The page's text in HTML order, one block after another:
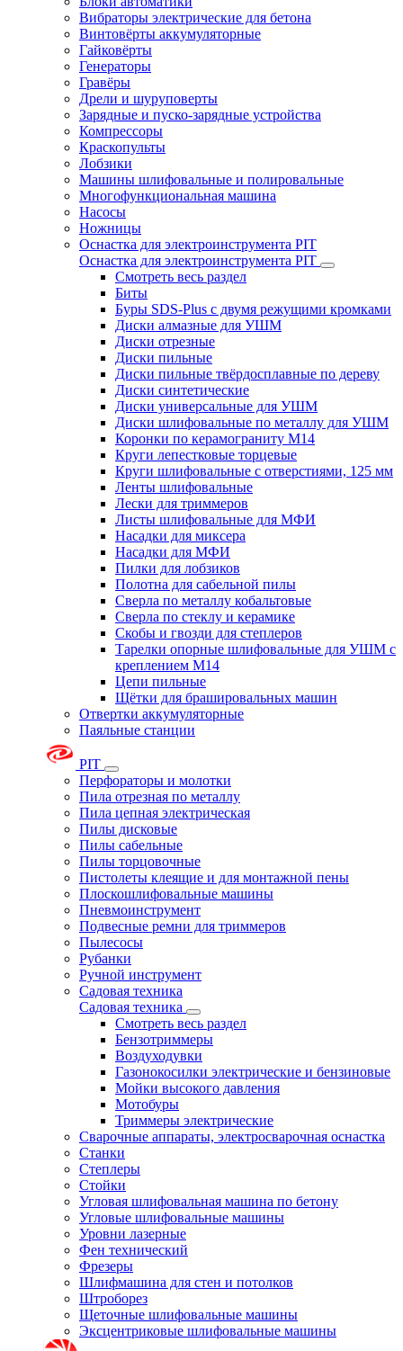
Вибраторы электрические для бетона
Винтовёрты аккумуляторные
Гайковёрты
Генераторы
Гравёры
Дрели и шуруповерты
Зарядные и пуско-зарядные устройства
Компрессоры
Краскопульты
Лобзики
Машины шлифовальные и полировальные
Многофункциональная машина
Насосы
Ножницы
Оснастка для электроинструмента PIT
Оснастка для электроинструмента PIT
Смотреть весь раздел
Биты
Буры SDS-Plus c двумя режущими кромками
Диски алмазные для УШМ
Диски отрезные
Диски пильные
Диски пильные твёрдосплавные по дереву
Диски синтетические
Диски универсальные для УШМ
Диски шлифовальные по металлу для УШМ
Коронки по керамограниту M14
Круги лепестковые торцевые
Круги шлифовальные с отверстиями, 125 мм
Ленты шлифовальные
Лески для триммеров
Листы шлифовальные для МФИ
Насадки для миксера
Насадки для МФИ
Пилки для лобзиков
Полотна для сабельной пилы
Сверла по металлу кобальтовые
Сверла по стеклу и керамике
Скобы и гвозди для степлеров
Тарелки опорные шлифовальные для УШМ с
креплением М14
Цепи пильные
Щётки для брашировальных машин
Отвертки аккумуляторные
Паяльные станции
PIT
Перфораторы и молотки
Пила отрезная по металлу
Пила цепная электрическая
Пилы дисковые
Пилы сабельные
Пилы торцовочные
Пистолеты клеящие и для монтажной пены
Плоскошлифовальные машины
Пневмоинструмент
Подвесные ремни для триммеров
Пылесосы
Рубанки
Ручной инструмент
Садовая техника
Садовая техника
Смотреть весь раздел
Бензотриммеры
Воздуходувки
Газонокосилки электрические и бензиновые
Мойки высокого давления
Мотобуры
Триммеры электрические
Сварочные аппараты, электросварочная оснастка
Станки
Степлеры
Стойки
Угловая шлифовальная машина по бетону
Угловые шлифовальные машины
Уровни лазерные
Фен технический
Фрезеры
Шлифмашина для стен и потолков
Штроборез
Щеточные шлифовальные машины
Эксцентриковые шлифовальные машины